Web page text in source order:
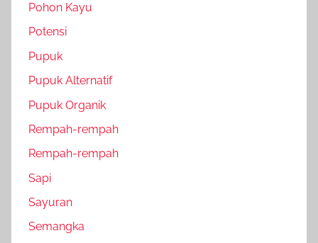
Pohon Kayu
Potensi
Pupuk
Pupuk Alternatif
Pupuk Organik
Rempah-rempah
Rempah-rempah
Sapi
Sayuran
Semangka